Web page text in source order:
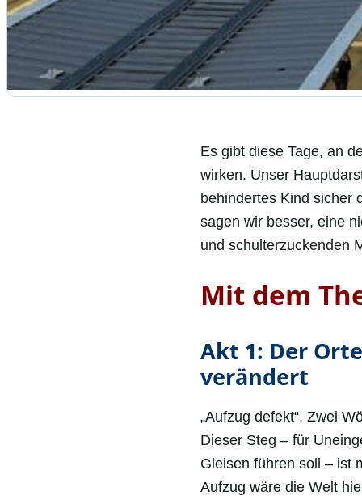
Es gibt diese Tage, an
wirken. Unser
behindertes Kind sicher
sagen wir besser, eine
und schulterzuckenden
Mit dem
Akt 1: Der
verändert
„Aufzug defekt“. Zwei
Dieser Steg – für
Gleisen führen soll – ist
Aufzug wäre die Welt